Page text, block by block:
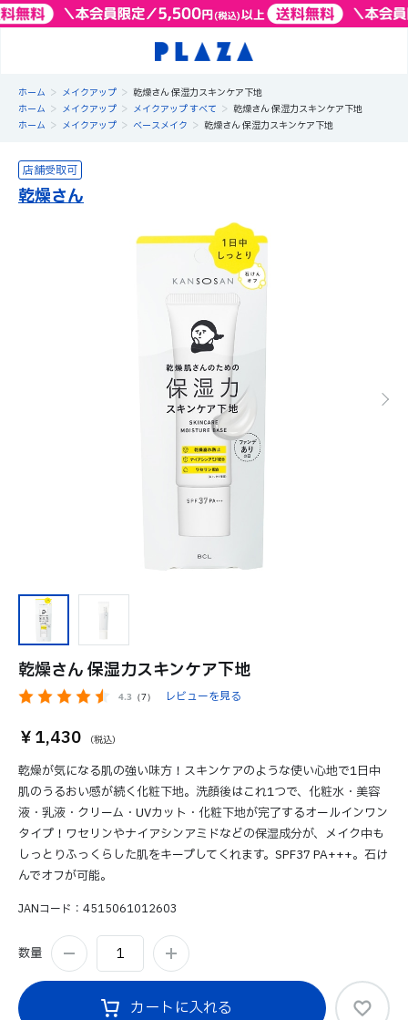
ホーム > メイクアップ > 乾燥さん 保湿力スキンケア下地
ホーム > メイクアップ > メイクアップ すべて > 乾燥さん 保湿力スキンケア下地
ホーム > メイクアップ > ベースメイク > 乾燥さん 保湿力スキンケア下地
乾燥さん
乾燥さん 保湿力スキンケア下地
4.3 （7） レビューを見る
￥1,430
乾燥が気になる肌の強い味方！スキンケアのような使い心地で1日中
肌のうるおい感が続く化粧下地。洗顔後はこれ1つで、化粧水・美容
液・乳液・クリーム・UVカット・化粧下地が完了するオールインワン
タイプ！ワセリンやナイアシンアミドなどの保湿成分が、メイク中も
しっとりふっくらした肌をキープしてくれます。SPF37 PA+++。石け
んでオフが可能。
JANコード 4515061012603
数量
カートに入れる